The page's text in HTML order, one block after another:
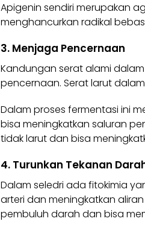
Apigenin sendiri merupakan
menghancurkan radikal
3. Menjaga Pencernaan
Kandungan serat alami
pencernaan. Serat larut
Dalam proses fermentasi ini
bisa meningkatkan saluran
tidak larut dan bisa
4. Turunkan Tekanan
Dalam seledri ada fitokimia
arteri dan meningkatkan
pembuluh darah dan bisa